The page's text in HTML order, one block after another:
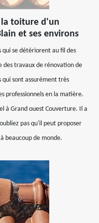
la toiture d'un
et ses environs
qui se détériorent au fil des
des travaux de rénovation de
qui sont assurément très
professionnels en la matière.
à Grand ouest Couverture. Il a
pas qu'il peut proposer
beaucoup de monde.